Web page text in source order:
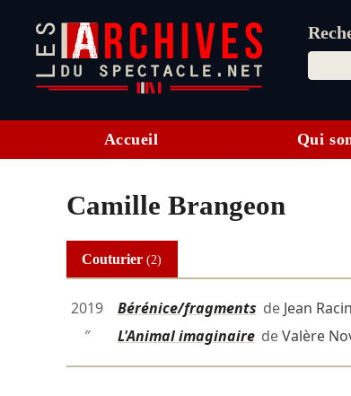
Accueil Qui
Camille Brangeon
Couturier(2)
2019 Bérénice/fragments de Jean
″
L'Animal imaginairedeValère